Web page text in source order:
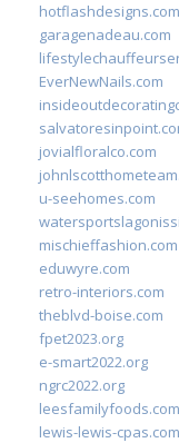
hotflashdesigns.com
garagenadeau.com
EverNewNails.com
jovialfloralco.com
u-seehomes.com
mischieffashion.com
eduwyre.com
retro-interiors.com
theblvd-boise.com
fpet2023.org
e-smart2022.org
ngrc2022.org
leesfamilyfoods.com
lewis-lewis-cpas.com